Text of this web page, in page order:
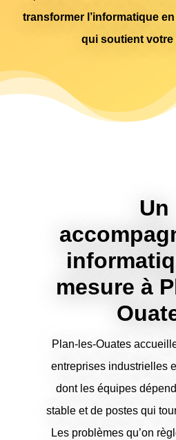
transformer l’informatique
qui soutient votre
Un
mesure à
Plan-les-Ouates
entreprises industrielles
dont les équipes
stable et de postes qui
Les problèmes qu’on